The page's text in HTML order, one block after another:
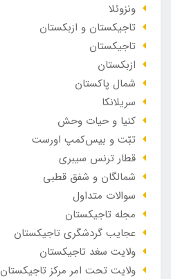
ونزوئلا
تاجیکستان و ازبکستان
تاجیکستان
ازبکستان
شمال پاکستان
سریلانکا
کنیا و حیات وحش
تبّت و بیس‌کمپ اورست
قطار ترنس سیبری
شمالگان و شفق قطبی
سوالات متداول
مجله تاجیکستان
عجایب گردشگری تاجیکستان
ولایت سغد تاجیکستان
ولایت تحت امر مرکز تاجیکستان